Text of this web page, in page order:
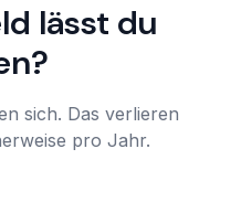
lässt du
sich. Das verlieren
pro Jahr.